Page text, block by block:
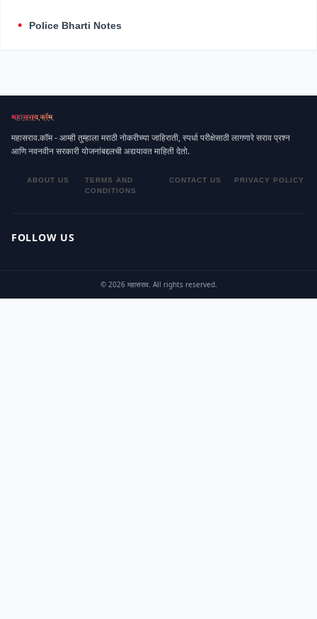
Police Bharti Notes
महासराव.कॉम - आम्ही तुम्हाला मराठी नोकरीच्या जाहिराती, स्पर्धा परीक्षेसाठी लागणारे सराव प्रश्न
आणि नवनवीन सरकारी योजनांबद्दलची अद्ययावत माहिती देतो.
ABOUT US
TERMS AND
CONDITIONS
CONTACT US PRIVACY POLICY
FOLLOW US
© 2026 महासराव. All rights reserved.